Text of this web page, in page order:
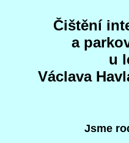
Čištění
a
u
Václava
Jsme